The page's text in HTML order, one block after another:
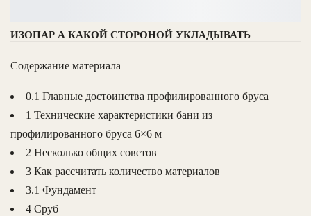
ИЗОПАР А КАКОЙ СТОРОНОЙ УКЛАДЫВАТЬ
Содержание материала
0.1 Главные достоинства профилированного бруса
1 Технические характеристики бани из
профилированного бруса 6×6 м
2 Несколько общих советов
3 Как рассчитать количество материалов
3.1 Фундамент
4 Сруб